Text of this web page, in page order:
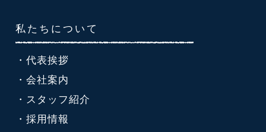
私たちについて
・代表挨拶
・会社案内
・スタッフ紹介
・採用情報